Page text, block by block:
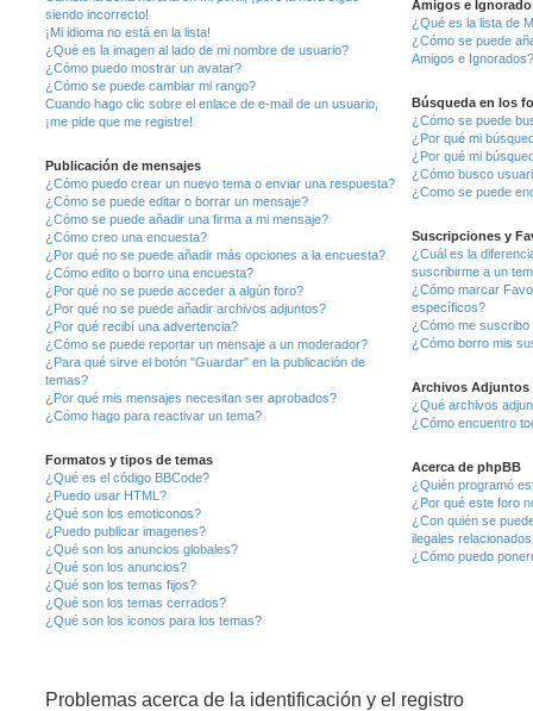
siendo incorrecto!
¡Mi idioma no está en la lista!
¿Qué es la imagen al lado de mi nombre de usuario?
¿Cómo puedo mostrar un avatar?
¿Cómo se puede cambiar mi rango?
Cuando hago clic sobre el enlace de e-mail de un usuario,
¡me pide que me registre!
Publicación de mensajes
¿Cómo puedo crear un nuevo tema o enviar una respuesta?
¿Cómo se puede editar o borrar un mensaje?
¿Cómo se puede añadir una firma a mi mensaje?
¿Cómo creo una encuesta?
¿Por qué no se puede añadir más opciones a la encuesta?
¿Cómo edito o borro una encuesta?
¿Por qué no se puede acceder a algún foro?
¿Por qué no se puede añadir archivos adjuntos?
¿Por qué recibí una advertencia?
¿Cómo se puede reportar un mensaje a un moderador?
¿Para qué sirve el botón "Guardar" en la publicación de
temas?
¿Por qué mis mensajes necesitan ser aprobados?
¿Cómo hago para reactivar un tema?
Formatos y tipos de temas
¿Qué es el código BBCode?
¿Puedo usar HTML?
¿Qué son los emoticonos?
¿Puedo publicar imagenes?
¿Qué son los anuncios globales?
¿Qué son los anuncios?
¿Qué son los temas fijos?
¿Qué son los temas cerrados?
¿Qué son los iconos para los temas?
Amigos e
¿Qué es la lista de
¿Cómo se puede
Amigos e Ignorados?
Búsqueda en los
¿Cómo se puede
¿Por qué mi
¿Por qué mi
¿Cómo busco
¿Como se puede
Suscripciones y
¿Cuál es la
suscribirme a un
¿Cómo marcar
específicos?
¿Cómo me
¿Cómo borro mis
Archivos Adjuntos
¿Qué archivos
¿Cómo encuentro
Acerca de phpBB
¿Quién programó
¿Por qué este foro
¿Con quién se
ilegales
¿Cómo puedo
Problemas acerca de la identificación y el registro